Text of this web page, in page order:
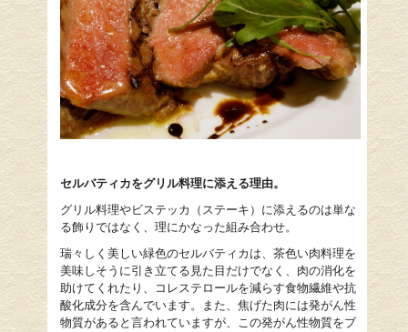
セルバティカをグリル料理に添える理由。
グリル料理やビステッカ（ステーキ）に添えるのは単な
る飾りではなく、理にかなった組み合わせ。
瑞々しく美しい緑色のセルバティカは、茶色い肉料理を
美味しそうに引き立てる見た目だけでなく、肉の消化を
助けてくれたり、コレステロールを減らす食物繊維や抗
酸化成分を含んでいます。また、焦げた肉には発がん性
物質があると言われていますが、この発がん性物質をブ